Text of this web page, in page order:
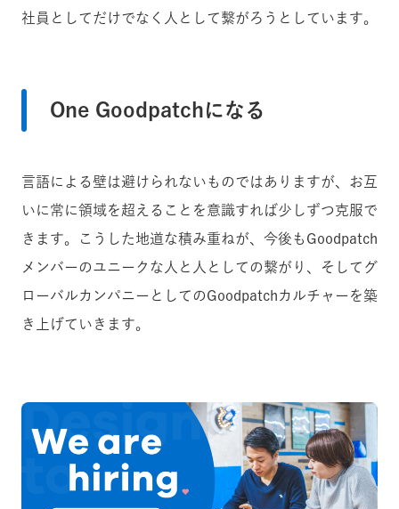
社員としてだけでなく人として繋がろうとしています。
One Goodpatchになる
言語による壁は避けられないものではありますが、お互
いに常に領域を超えることを意識すれば少しずつ克服で
きます。こうした地道な積み重ねが、今後もGoodpatch
メンバーのユニークな人と人としての繋がり、そしてグ
ローバルカンパニーとしてのGoodpatchカルチャーを築
き上げていきます。